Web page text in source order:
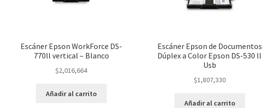
Escáner Epson WorkForce DS-
770ll vertical – Blanco
$2,016,664
Añadir al carrito
Escáner Epson de Documentos
Dúplex a Color Epson DS-530 ll
Usb
$1,807,330
Añadir al carrito